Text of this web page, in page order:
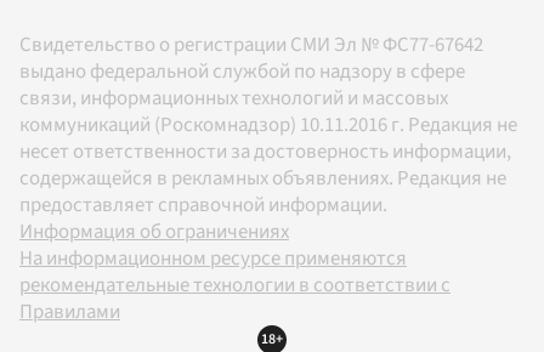
Свидетельство о регистрации СМИ Эл № ФС77-67642
выдано федеральной службой по надзору в сфере
связи, информационных технологий и массовых
коммуникаций (Роскомнадзор) 10.11.2016 г. Редакция не
несет ответственности за достоверность информации,
содержащейся в рекламных объявлениях. Редакция не
предоставляет справочной информации.
Информация об ограничениях
На информационном ресурсе применяются
рекомендательные технологии в соответствии с
Правилами
18+